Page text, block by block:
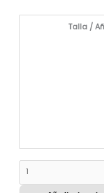
Talla /